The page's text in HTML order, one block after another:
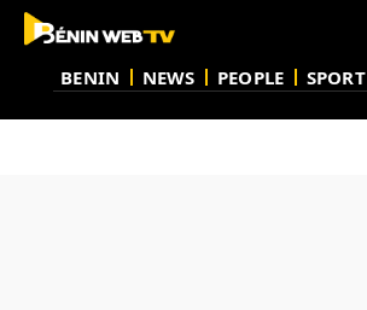
BENIN NEWS PEOPLE SPORT